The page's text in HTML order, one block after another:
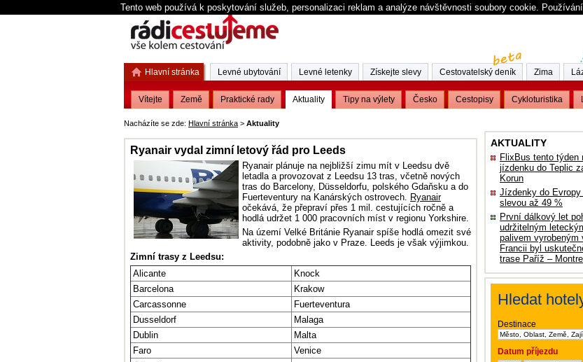
Tento web používá k poskytování služeb, personalizaci reklam a analýze návštěvnosti soubory cookie.
Nacházíte se zde: Hlavní stránka > Aktuality
Ryanair vydal zimní letový řád pro Leeds
Ryanair plánuje na nejbližší zimu mít v Leedsu dvě
letadla a provozovat z Leedsu 13 tras, včetně nových
tras do Barcelony, Düsseldorfu, polského Gdaňsku a do
Fuerteventury na Kanárských ostrovech. Ryanair
očekává, že přepraví přes 1 mil. cestujících ročně a
hodlá udržet 1 000 pracovních míst v regionu Yorkshire.
Na území Velké Británie Ryanair spíše hodlá omezit své
aktivity, podobně jako v Praze. Leeds je však výjimkou.
Zimní trasy z Leedsu:
Alicante
Knock
Barcelona
Krakow
Carcassonne
Fuerteventura
Dusseldorf
Malaga
Dublin
Malta
Faro
Venice
AKTUALITY
FlixBus tento týden
jízdenku do Teplic
Korun
Jízdenky do Evropy
slevou až 49 %
První dálkový let
udržitelným
palivem vyrobeným
Francii byl
trase Paříž –
Hledat
Destinace
Datum příjezdu
Hlavní stránka
Vítejte Země Praktické rady Aktuality Tipy na výlety Česko Cestopisy Cykloturistika
Levné ubytování Levné letenky Získejte slevy Cestovatelský deník Zima